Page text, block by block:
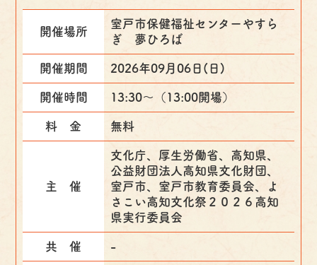
開催場所
室戸市保健福祉センターやすら
ぎ 夢ひろば
開催期間 2026年09月06日(日)
開催時間 13:30～（13:00開場）
料 金 無料
主 催
文化庁、厚生労働省、高知県、
公益財団法人高知県文化財団、
室戸市、室戸市教育委員会、よ
さこい高知文化祭２０２６高知
県実行委員会
共 催 -